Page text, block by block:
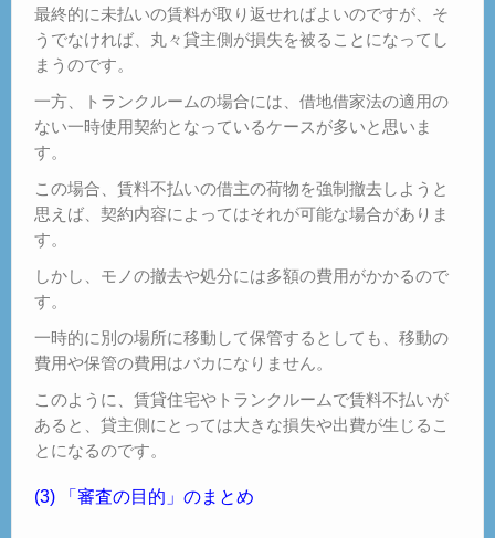
最終的に未払いの賃料が取り返せればよいのですが、そ
うでなければ、丸々貸主側が損失を被ることになってし
まうのです。
一方、トランクルームの場合には、借地借家法の適用の
ない一時使用契約となっているケースが多いと思いま
す。
この場合、賃料不払いの借主の荷物を強制撤去しようと
思えば、契約内容によってはそれが可能な場合がありま
す。
しかし、モノの撤去や処分には多額の費用がかかるので
す。
一時的に別の場所に移動して保管するとしても、移動の
費用や保管の費用はバカになりません。
このように、賃貸住宅やトランクルームで賃料不払いが
あると、貸主側にとっては大きな損失や出費が生じるこ
とになるのです。
(3) 「審査の目的」のまとめ